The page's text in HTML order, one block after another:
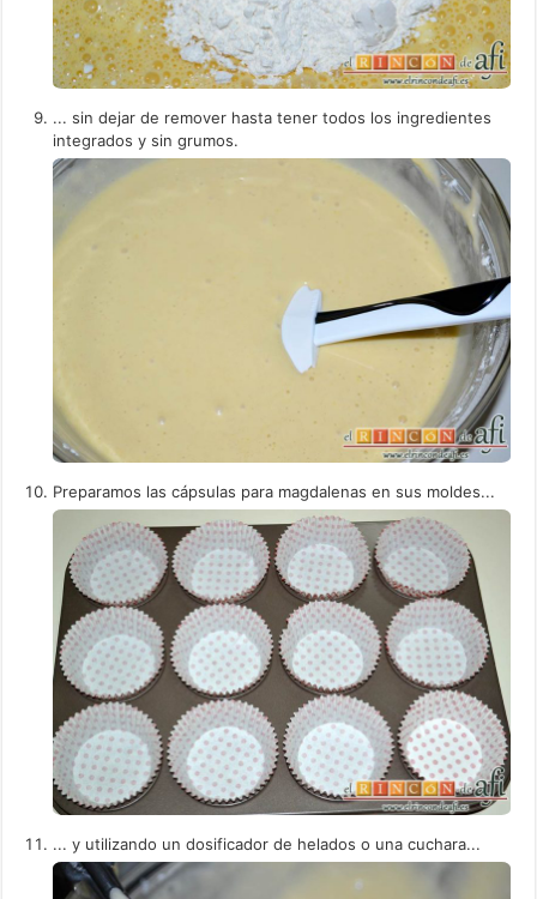
... sin dejar de remover hasta tener todos los ingredientes
integrados y sin grumos.
Preparamos las cápsulas para magdalenas en sus moldes...
... y utilizando un dosificador de helados o una cuchara...